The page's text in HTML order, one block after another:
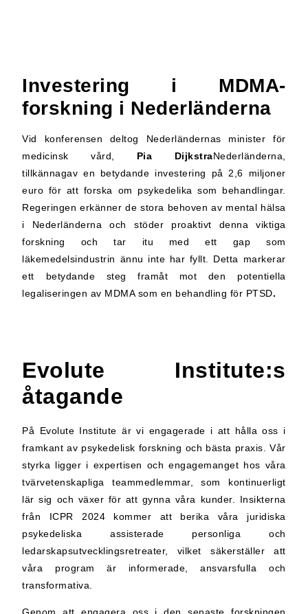
Investering i MDMA-
forskning i Nederländerna
Vid konferensen deltog Nederländernas minister för
medicinsk vård, Pia DijkstraNederländerna,
tillkännagav en betydande investering på 2,6 miljoner
euro för att forska om psykedelika som behandlingar.
Regeringen erkänner de stora behoven av mental hälsa
i Nederländerna och stöder proaktivt denna viktiga
forskning och tar itu med ett gap som
läkemedelsindustrin ännu inte har fyllt. Detta markerar
ett betydande steg framåt mot den potentiella
legaliseringen av MDMA som en behandling för PTSD.
Evolute Institute:s
åtagande
På Evolute Institute är vi engagerade i att hålla oss i
framkant av psykedelisk forskning och bästa praxis. Vår
styrka ligger i expertisen och engagemanget hos våra
tvärvetenskapliga teammedlemmar, som kontinuerligt
lär sig och växer för att gynna våra kunder. Insikterna
från ICPR 2024 kommer att berika våra juridiska
psykedeliska assisterade personliga och
ledarskapsutvecklingsretreater, vilket säkerställer att
våra program är informerade, ansvarsfulla och
transformativa.